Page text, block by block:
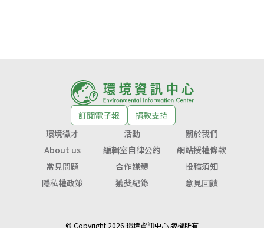
訂閱電子報
捐款支持
環境徵才
活動
關於我們
About us
編輯室自律公約
網站授權條款
常見問題
合作媒體
投稿須知
隱私權政策
獲獎紀錄 意見回饋
© Copyright 2026 環境資訊中心 版權所有